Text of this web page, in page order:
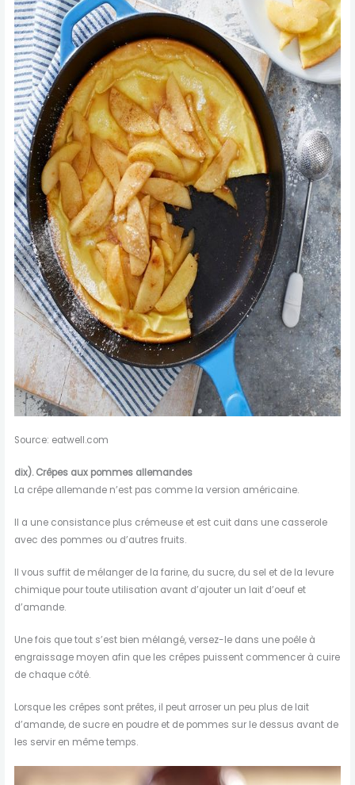
Source: eatwell.com
dix).Crêpes aux pommes allemandes
La crêpe allemande n’est pas comme la version américaine.
Il a une consistance plus crémeuse et est cuit dans une casserole
avec des pommes ou d’autres fruits.
Il vous suffit de mélanger de la farine, du sucre, du sel et de la levure
chimique pour toute utilisation avant d’ajouter un lait d’oeuf et
d’amande.
Une fois que tout s’est bien mélangé, versez-le dans une poêle à
engraissage moyen afin que les crêpes puissent commencer à cuire
de chaque côté.
Lorsque les crêpes sont prêtes, il peut arroser un peu plus de lait
d’amande, de sucre en poudre et de pommes sur le dessus avant de
les servir en même temps.